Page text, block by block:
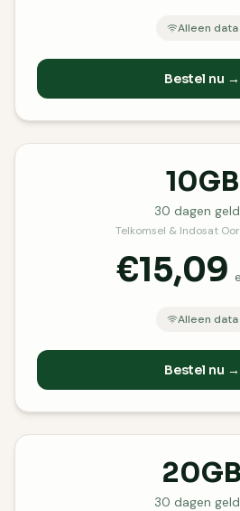
Alleen data
Bestel nu →
10GB
30 dagen
Telkomsel & Indosat
€15,09
Alleen data
Bestel nu →
20GB
30 dagen